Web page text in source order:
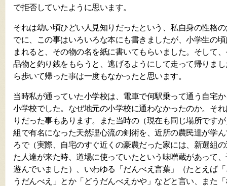
で拒否していたように思います。
それは幼い頃ひどい人見知りだったという、私自身の性格
でに、この事はいろいろな本にも書きましたが、小学生の
まれると、その物の名を紙に書いてもらいました。そして
品物と釣り銭をもらうと、逃げるようにして走って帰りま
ら歩いて帰った事は一度もなかったと思います。
当時私が通っていた小学校は、電車で何駅乗って通う自宅
小学校でした。なぜ地元の小学校に通わなかったのか。そ
りだった事もあります。また当時の（現在も同じ場所です
組で有名になった天然理心流の剣術を、近所の農民達が学
ろで（実際、自宅のすぐ近くの豪農だった家には、新選組
た人達が来た時、道場に使っていたという味噌蔵があって
遊んでいました）、いわゆる「だんべえ言葉」（たとえば
うだんべえ」とか「どうだんべえかや」などと言い、また